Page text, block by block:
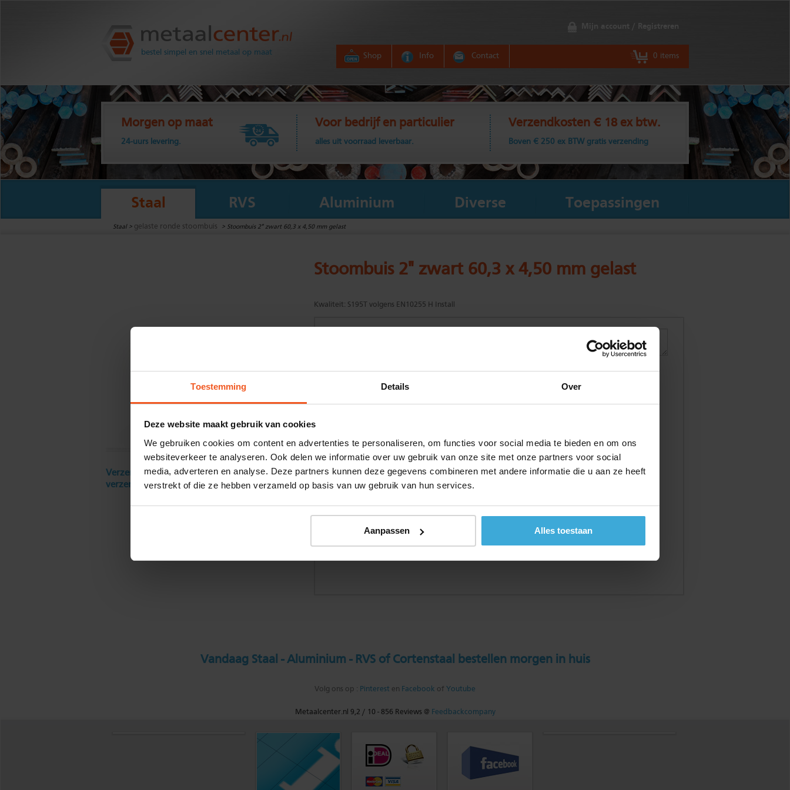
Toestemming Details Over
Deze website maakt gebruik van cookies
We gebruiken cookies om content en advertenties te personaliseren, om functies voor social media te bieden en om ons
websiteverkeer te analyseren. Ook delen we informatie over uw gebruik van onze site met onze partners voor social
media, adverteren en analyse. Deze partners kunnen deze gegevens combineren met andere informatie die u aan ze heeft
verstrekt of die ze hebben verzameld op basis van uw gebruik van hun services.
Aanpassen Alles toestaan
Metaalcenter.nl
bestel simpel en snel metaal op maat
Mijn account / Registreren
Shop Info Contact 0 items
Morgen op maat
24-uurs levering.
Voor bedrijf en particulier
alles uit voorraad leverbaar.
Verzendkosten € 18 ex btw.
Boven € 250 ex BTW gratis verzending
Staal RVS Aluminium Diverse Toepassingen
Staal > gelaste ronde stoombuis > Stoombuis 2" zwart 60,3 x 4,50 mm gelast
Verzendkosten € 18 excl. BTW, gratis
verzending vanaf € 250 excl. BTW
Stoombuis 2" zwart 60,3 x 4,50 mm gelast
Kwaliteit: S195T volgens EN10255 H Install
Gewenste
mm
Materiaalkosten
0,00
Alle bedragen zijn excl. 21% BTW
Vandaag Staal - Aluminium - RVS of Cortenstaal bestellen morgen in huis
Volg ons op : Pinterest en Facebook of Youtube
Metaalcenter.nl 9,2 / 10 -856 Reviews @ Feedbackcompany